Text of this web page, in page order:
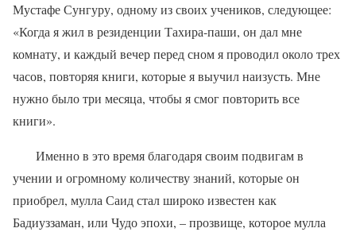
Мустафе Сунгуру, одному из своих учеников, следующее:
«Когда я жил в резиденции Тахира-паши, он дал мне
комнату, и каждый вечер перед сном я проводил около трех
часов, повторяя книги, которые я выучил наизусть. Мне
нужно было три месяца, чтобы я смог повторить все
книги».
Именно в это время благодаря своим подвигам в
учении и огромному количеству знаний, которые он
приобрел, мулла Саид стал широко известен как
Бадиуззаман, или Чудо эпохи, – прозвище, которое мулла